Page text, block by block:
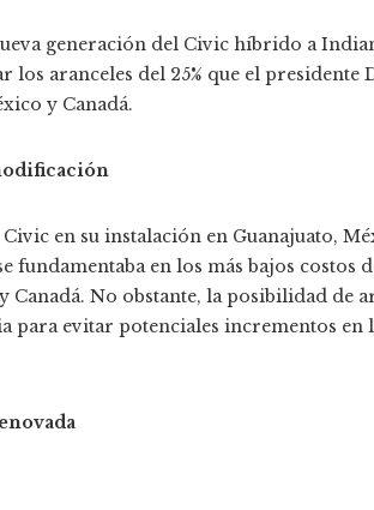
generación del Civic híbrido a
aranceles del 25% que el presidente
y Canadá.
en su instalación en Guanajuato,
fundamentaba en los más bajos costos
No obstante, la posibilidad de
para evitar potenciales incrementos en